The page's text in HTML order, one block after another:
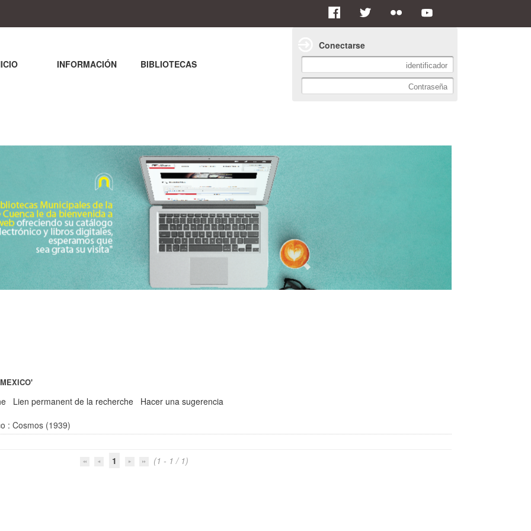
Lien permanent de la recherche
Hacer una sugerencia
: Cosmos (1939)
1 (1 - 1 / 1)
INFORMACIÓN BIBLIOTECAS
Conectarse